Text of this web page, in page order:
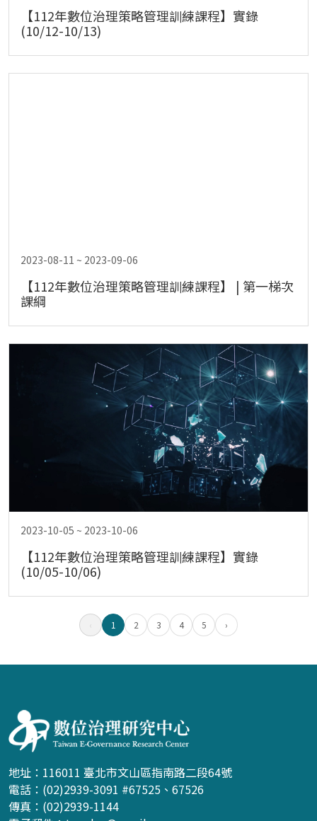
【112年數位治理策略管理訓練課程】實錄
(10/12-10/13)
2023-08-11 ~ 2023-09-06
【112年數位治理策略管理訓練課程】 | 第一梯次
課綱
2023-10-05 ~ 2023-10-06
【112年數位治理策略管理訓練課程】實錄
(10/05-10/06)
‹ 1 2 3 4 5 ›
地址：116011 臺北市文山區指南路二段64號
電話：(02)2939-3091 #67525、67526
傳真：(02)2939-1144